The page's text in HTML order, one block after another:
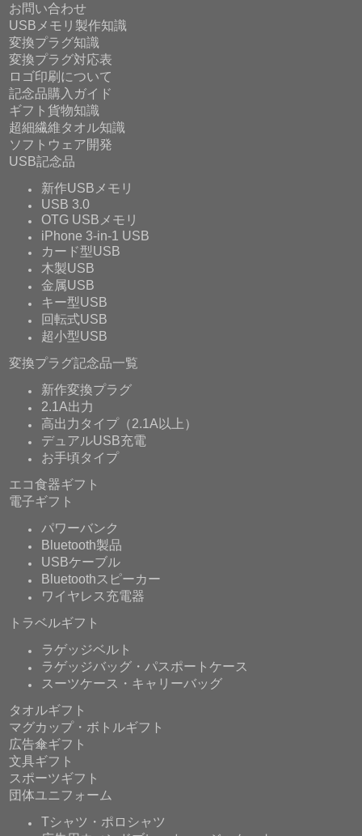
お問い合わせ
USBメモリ製作知識
変換プラグ知識
変換プラグ対応表
ロゴ印刷について
記念品購入ガイド
ギフト貨物知識
超細繊維タオル知識
ソフトウェア開発
USB記念品
新作USBメモリ
USB 3.0
OTG USBメモリ
iPhone 3-in-1 USB
カード型USB
木製USB
金属USB
キー型USB
回転式USB
超小型USB
変換プラグ記念品一覧
新作変換プラグ
2.1A出力
高出力タイプ（2.1A以上）
デュアルUSB充電
お手頃タイプ
エコ食器ギフト
電子ギフト
パワーバンク
Bluetooth製品
USBケーブル
Bluetoothスピーカー
ワイヤレス充電器
トラベルギフト
ラゲッジベルト
ラゲッジバッグ・パスポートケース
スーツケース・キャリーバッグ
タオルギフト
マグカップ・ボトルギフト
広告傘ギフト
文具ギフト
スポーツギフト
団体ユニフォーム
Tシャツ・ポロシャツ